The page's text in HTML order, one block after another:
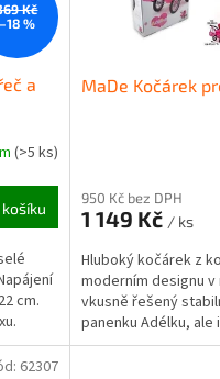
Kč
%
a
(>5 ks)
cm.
MaDe Kočárek
950 Kč bez DPH
1 149 Kč / ks
Hluboký kočárek z
moderním designu
vkusně řešený
panenku Adélku,
cm. Kočárek lze...
62307